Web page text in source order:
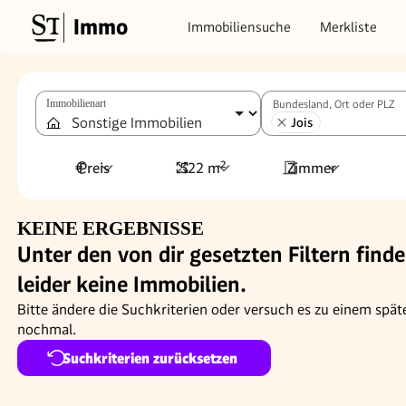
Immo Immobiliensuche Merkliste
Immobilienart Bundesland, Ort oder PLZ
Jois
Preis 522 m² Zimmer
KEINE ERGEBNISSE
Unter den von dir gesetzten Filtern
leider keine Immobilien.
Bitte ändere die Suchkriterien oder versuch es zu einem
nochmal.
Suchkriterien zurücksetzen